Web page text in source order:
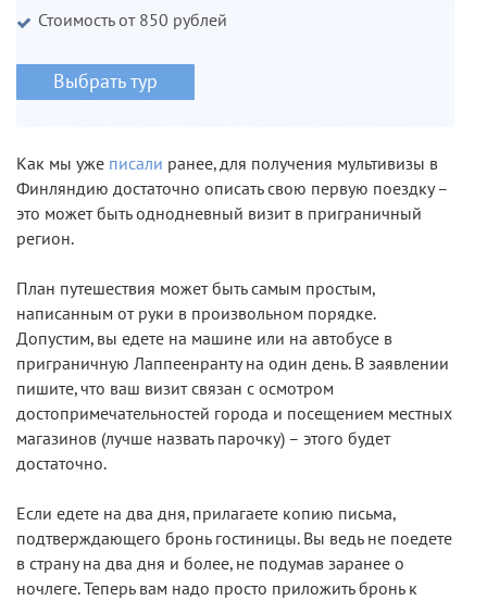
Стоимость от 850 рублей
Выбрать тур
Как мы уже писали ранее, для получения мультивизы в
Финляндию достаточно описать свою первую поездку –
это может быть однодневный визит в приграничный
регион.
План путешествия может быть самым простым,
написанным от руки в произвольном порядке.
Допустим, вы едете на машине или на автобусе в
приграничную Лаппеенранту на один день. В заявлении
пишите, что ваш визит связан с осмотром
достопримечательностей города и посещением местных
магазинов (лучше назвать парочку) – этого будет
достаточно.
Если едете на два дня, прилагаете копию письма,
подтверждающего бронь гостиницы. Вы ведь не поедете
в страну на два дня и более, не подумав заранее о
ночлеге. Теперь вам надо просто приложить бронь к